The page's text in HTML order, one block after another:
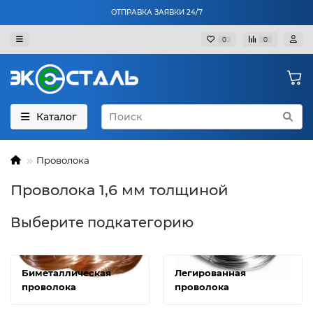
ОТПРАВКА ЗАЯВКИ 24/7
0 0
Каталог
Проволока
Проволока 1,6 мм толщиной
Выберите подкатегорию
Биметаллическая
проволока
Легированная
проволока